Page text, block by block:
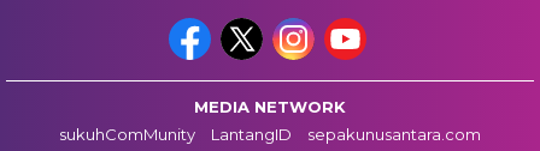
MEDIA NETWORK
sukuhComMunity
LantangID
sepakunusantara.com